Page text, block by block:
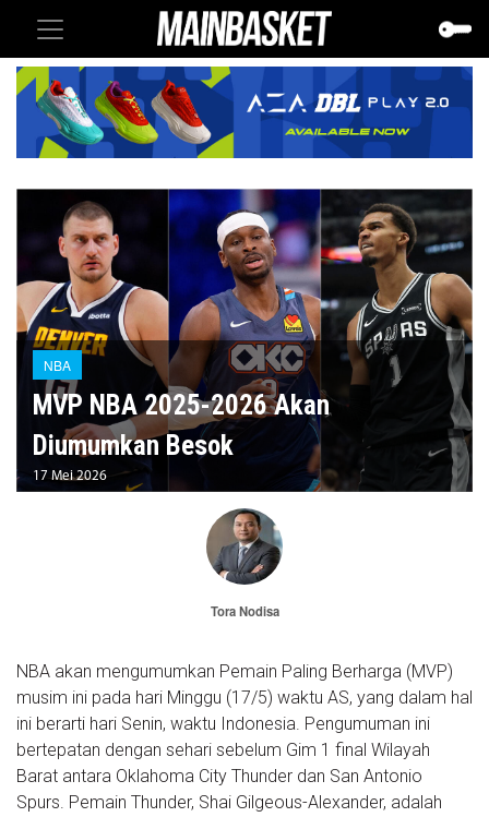
NBA
MVP NBA 2025-2026 Akan
Diumumkan Besok
17 Mei 2026
Tora Nodisa
NBA akan mengumumkan Pemain Paling Berharga (MVP)
musim ini pada hari Minggu (17/5) waktu AS, yang dalam hal
ini berarti hari Senin, waktu Indonesia. Pengumuman ini
bertepatan dengan sehari sebelum Gim 1 final Wilayah
Barat antara Oklahoma City Thunder dan San Antonio
Spurs. Pemain Thunder, Shai Gilgeous-Alexander, adalah